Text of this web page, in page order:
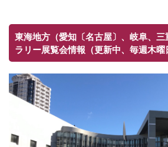
東海地方（愛知〔名古屋〕、岐阜、三
ラリー展覧会情報（更新中、毎週木曜